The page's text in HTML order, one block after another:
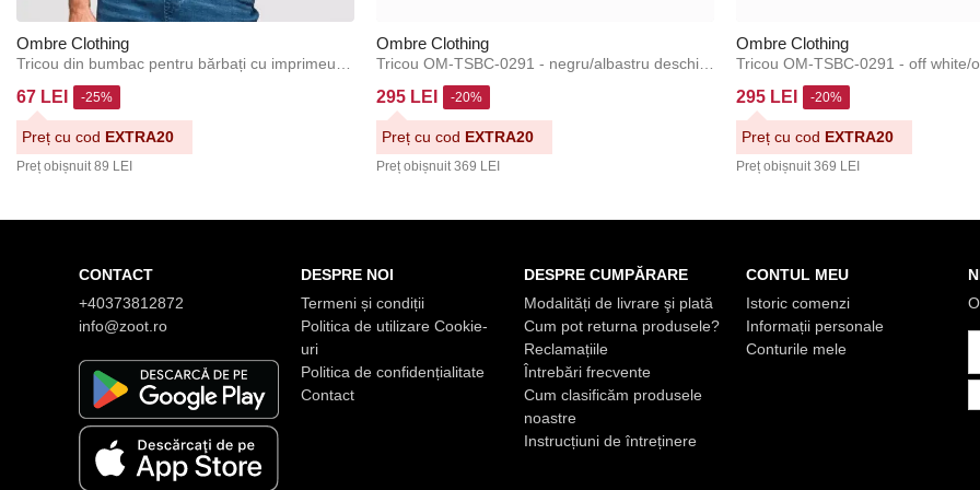
Ombre Clothing
67 LEI
Preț obișnuit 89 LEI
-25%
Preț cu cod EXTRA20
Ombre Clothing
295 LEI
Preț obișnuit 369 LEI
-20%
Preț cu cod EXTRA20
Ombre Clothing
295 LEI
Preț obișnuit 369 LEI
-20%
Preț cu cod EXTRA20
CONTACT
+40373812872
info@zoot.ro
DESPRE NOI
Termeni și condiții
Politica de utilizare Cookie-
uri
Politica de confidențialitate
Contact
DESPRE CUMPĂRARE
Modalități de livrare şi plată
Cum pot returna produsele?
Reclamațiile
Întrebări frecvente
Cum clasificăm produsele
noastre
Instrucțiuni de întreținere
CONTUL MEU
Istoric comenzi
Informații personale
Conturile mele